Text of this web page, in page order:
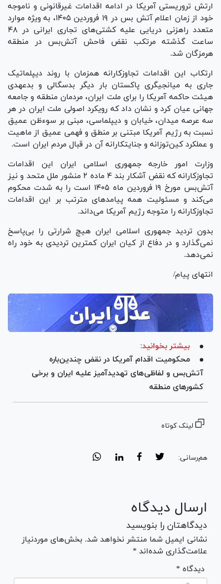
ارتش تروریستی آمریکا در ادامه اقدامات غیرقانونی و ناموجه
خود از زمان اعلام آتش بس در ۱۹ فروردین ۱۴۰۵، به ویژه موارد
متعدد راهزنی دریایی علیه کشتی‌های تجاری ایرانی در ۴۸
ساعت گذشته مرتکب نقض فاحش آتش‌بس در منطقه
هرمزگان شد.
ارتکاب این اقدامات تجاوزکارانه همزمان با روند دیپلماتیک
جاری به میانجیگری پاکستان بار دیگر بدسگالی و بدعهدی
هیئت حاکمه آمریکا را برای ملت ایران، مردمان منطقه و جامعه
جهانی عیان کرد و نشان داد که رویکرد اصولی ملت ایران در هر
سه عرصه میدان، خیابان و دیپلماسی، مبنی بر سوء‌ظن عمیق
نسبت به رژیم آمریکا مبتنی بر منطق و فهمی عمیق از ماهیت
و عملکرد کین‌توزانه و جنایتکارانه آن در قبال مردم ایران است.
وزارت امور خارجه جمهوری اسلامی ایران این اقدامات
تجاوزکارانه که نقض آشکار بند ۴ ماده ۲ منشور ملل متحد و نیز
آتش‌بس مورخ ۱۹ فروردین ماه ۱۴۰۵ است را به شدت محکوم
می‌کند و مسئولیت همه پیامد‌های مترتب بر این اقدامات
تجاوزکارانه را متوجه رژیم آمریکا می‌داند.
بدون تردید جمهوری اسلامی ایران هیچ شرارتی را بی‌پاسخ
نمی‌گذارد و در دفاع از کیان ایران کمترین تردیدی به خود راه
نمی‌دهد.
انتهای پیام/
بیشتر بخوانید:
محکومیت اقدام آمریکا در نقض چندین‌باره
آتش‌بس و لفاظی‌های تهدیدآمیز علیه ایران و برخی
کشورهای منطقه
لینک کوتاه
هم‌رسانی:
ارسال دیدگاه
دیدگاهتان را بنویسید
نشانی ایمیل شما منتشر نخواهد شد. بخش‌های موردنیاز
علامت‌گذاری شده‌اند *
* دیدگاه